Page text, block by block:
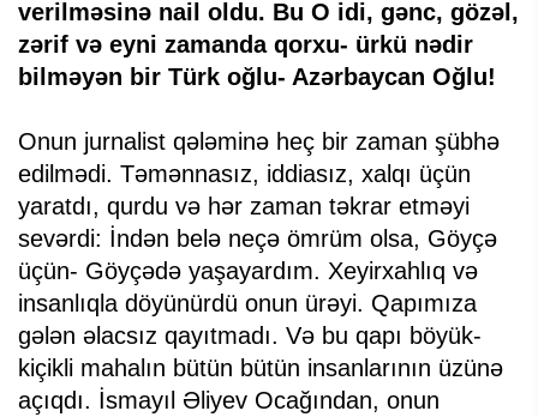
verilməsinə nail oldu. Bu O idi, gənc, gözəl,
zərif və eyni zamanda qorxu- ürkü nədir
bilməyən bir Türk oğlu- Azərbaycan Oğlu!
Onun jurnalist qələminə heç bir zaman şübhə
edilmədi. Təmənnasız, iddiasız, xalqı üçün
yaratdı, qurdu və hər zaman təkrar etməyi
sevərdi: İndən belə neçə ömrüm olsa, Göyçə
üçün- Göyçədə yaşayardım. Xeyirxahlıq və
insanlıqla döyünürdü onun ürəyi. Qapımıza
gələn əlacsız qayıtmadı. Və bu qapı böyük-
kiçikli mahalın bütün bütün insanlarının üzünə
açıqdı. İsmayıl Əliyev Ocağından, onun